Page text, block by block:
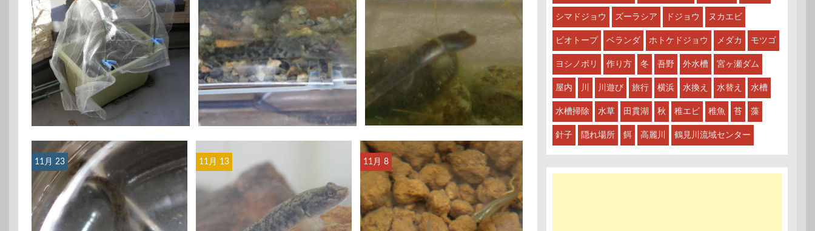
11月 23 11月 13 11月 8
シマドジョウ ズーラシア ドジョウ ヌカエビ
ビオトープ ベランダ ホトケドジョウ メダカ モツゴ
ヨシノボリ 作り方 冬 吾野 外水槽 宮ヶ瀬ダム
屋内 川 川遊び 旅行 横浜 水換え 水替え 水槽
水槽掃除 水草 田貫湖 秋 稚エビ 稚魚 苔 藻
針子 隠れ場所 餌 高麗川 鶴見川流域センター